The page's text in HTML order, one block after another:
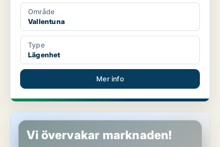
Område
Vallentuna
Type
Lägenhet
Mer info
Lägenhet i Vallentuna
Vi övervakar marknaden!